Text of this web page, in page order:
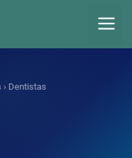
› Dentistas